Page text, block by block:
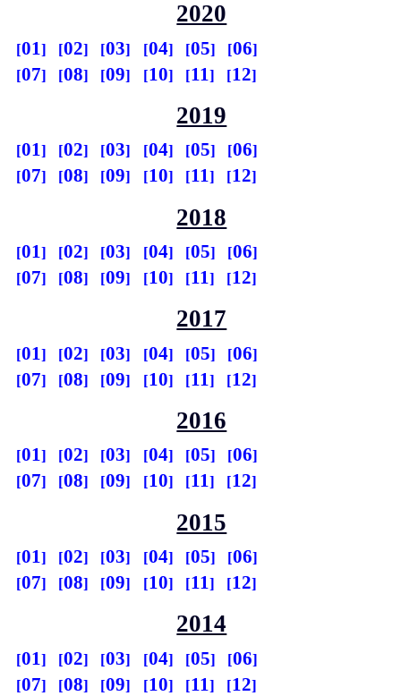
2020
01 02 03 04 05
06
07
08 09 10 11 12
2019
01 02 03 04 05
06
07
08 09 10 11 12
2018
01 02 03 04 05
06
07
08 09 10 11 12
2017
01 02 03 04 05
06
07
08 09 10 11 12
2016
01 02 03 04 05
06
07
08 09 10 11 12
2015
01 02 03 04 05
06
07
08 09 10 11 12
2014
01 02 03 04 05
06
07
08 09 10 11 12